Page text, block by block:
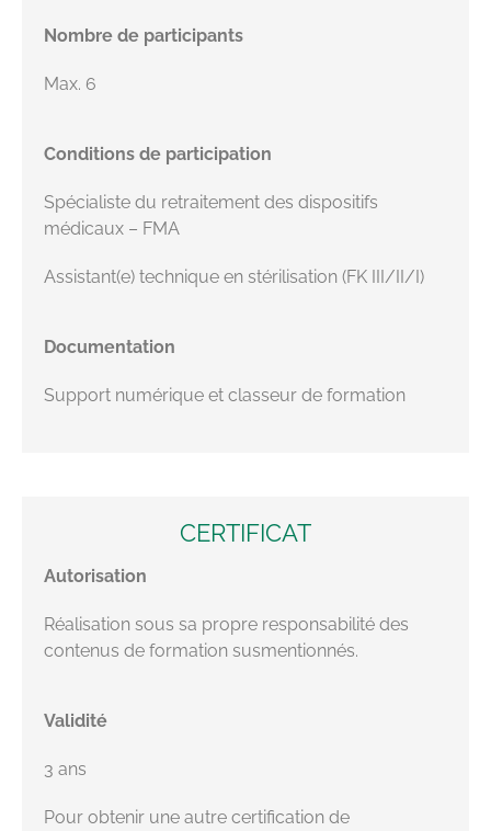
Nombre de participants
Max. 6
Conditions de participation
Spécialiste du retraitement des dispositifs
médicaux – FMA
Assistant(e) technique en stérilisation (FK III/II/I)
Documentation
Support numérique et classeur de formation
CERTIFICAT
Autorisation
Réalisation sous sa propre responsabilité des
contenus de formation susmentionnés.
Validité
3 ans
Pour obtenir une autre certification de